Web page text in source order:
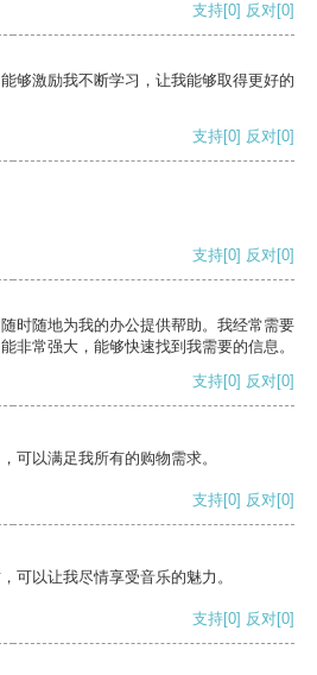
支持[0] 反对[0]
够激励我不断学习，让我能够取得更好的
支持[0] 反对[0]
支持[0] 反对[0]
时随地为我的办公提供帮助。我经常需要
非常强大，能够快速找到我需要的信息。
支持[0] 反对[0]
可以满足我所有的购物需求。
支持[0] 反对[0]
可以让我尽情享受音乐的魅力。
支持[0] 反对[0]